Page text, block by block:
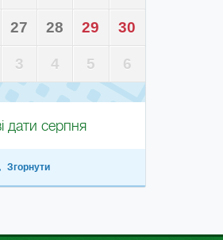
27 28 29 30
3 4 5 6
дати серпня
Згорнути